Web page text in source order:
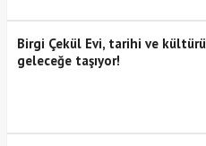
Birgi Çekül Evi, tarihi ve kültürü
geleceğe taşıyor!